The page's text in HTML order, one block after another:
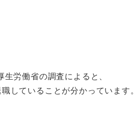
労働省の調査によると、
していることが分かっています。